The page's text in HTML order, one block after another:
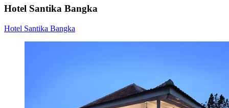
Hotel Santika Bangka
Hotel Santika Bangka